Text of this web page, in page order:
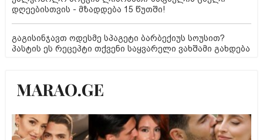
დღეებისთვის - მზადდება 15 წუთში!
გაგისინჯავთ ოდესმე სპაგეტი ბარბექიუს სოუსით?
პასტის ეს რეცეპტი თქვენი საყვარელი ვახშამი გახდება